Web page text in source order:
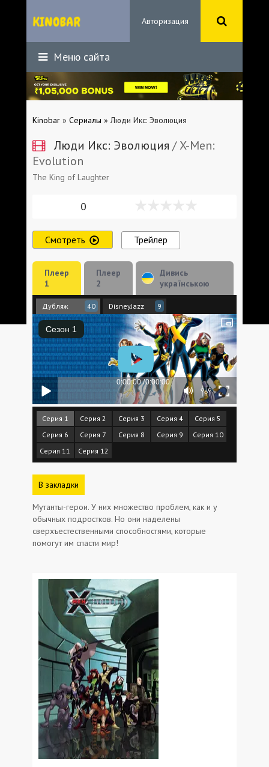
Авторизация
Меню сайта
Kinobar » Сериалы » Люди Икс: Эволюция
Люди Икс: Эволюция / X-Men:
Evolution
The King of Laughter
0
Смотреть Трейлер
Плеер
1
Плеер
2
Дивись
українською
Дубляж 40 DisneyJazz 9
Серия 1 Серия 2 Серия 3 Серия 4
Серия 5
Серия 6
Серия 7 Серия 8 Серия 9
Серия 10
Серия 11
Серия 12
В закладки
Мутанты-герои. У них множество проблем, как и у
обычных подростков. Но они наделены
сверхъестественными способностями, которые
помогут им спасти мир!